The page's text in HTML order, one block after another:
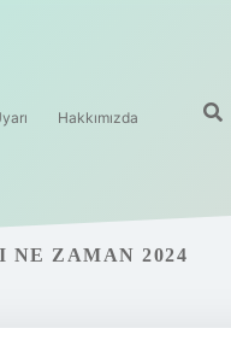
Hakkımızda
NE ZAMAN 2024